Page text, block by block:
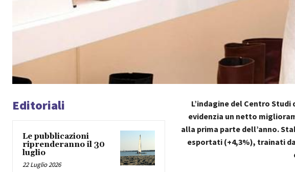
Editoriali
Le pubblicazioni
riprenderanno il 30
luglio
22 Luglio 2026
L’indagine del Centro
evidenzia un netto
alla prima parte dell’anno.
esportati (+4,3%), trainati